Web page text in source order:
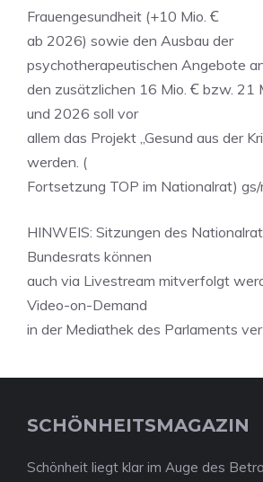
Frauengesundheit (+10 Mio. Ꞓ
ab 2026) sowie den Ausbau der
psychotherapeutischen Angebote
den zusätzlichen 16 Mio. Ꞓ bzw. 21
und 2026 soll vor
allem das Projekt „Gesund aus der
werden. (
Fortsetzung TOP im Nationalrat) gs/
HINWEIS: Sitzungen des
Bundesrats können
auch via Livestream mitverfolgt
Video-on-Demand
in der Mediathek des Parlaments
SCHÖNHEITSMAGAZIN
Schönheit liegt klar im Auge des